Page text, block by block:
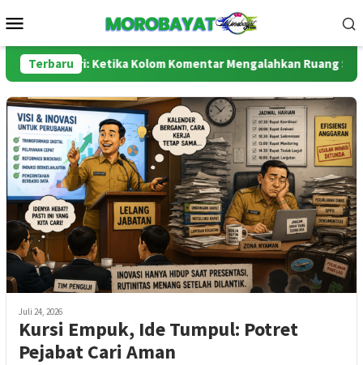
ke
Mobile
Terbaru
Polri: Ketika Kolom Komentar Mengalahkan Ruang Sidang
Juli 24, 2026
Kursi Empuk, Ide Tumpul: Potret
Pejabat Cari Aman